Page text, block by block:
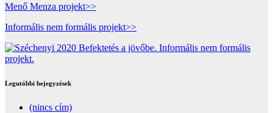
Menő Menza projekt>>
Informális nem formális projekt>>
Legutóbbi bejegyzések
(nincs cím)